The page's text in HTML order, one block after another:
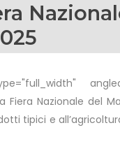
Nazionale del
tipici e